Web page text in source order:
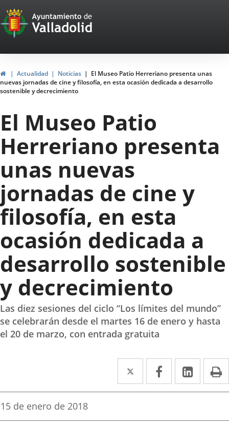
Portal
Web
del
Ayuntamiento
de
Valladolid
HomeActualidad Noticias
El Museo Patio Herreriano presenta unas
nuevas jornadas de cine y filosofía, en esta ocasión dedicada a desarrollo
sostenible y decrecimiento
El Museo Patio
Herreriano presenta
unas nuevas
jornadas de cine y
filosofía, en esta
ocasión dedicada a
desarrollo sostenible
y decrecimiento
Las diez sesiones del ciclo “Los límites del mundo”
se celebrarán desde el martes 16 de enero y hasta
el 20 de marzo, con entrada gratuita
Twitter
Enlace
a
aplicación
Facebook
Enlace
a
aplicación
Enlace
a
Fecha
la
15 de enero de 2018